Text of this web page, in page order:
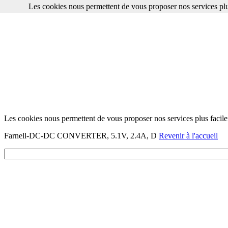
Les cookies nous permettent de vous proposer nos services plus
Farnell-DC-DC CONVERTER, 5.1V, 2.4A, D Revenir à l'accueil
Les cookies nous permettent de vous proposer nos services